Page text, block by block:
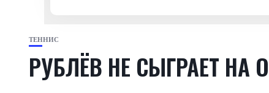
ТЕННИС
РУБЛЁВ НЕ СЫГРАЕТ НА